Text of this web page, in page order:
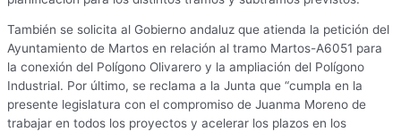
También se solicita al Gobierno andaluz que atienda la petición del
Ayuntamiento de Martos en relación al tramo Martos-A6051 para
la conexión del Polígono Olivarero y la ampliación del Polígono
Industrial. Por último, se reclama a la Junta que “cumpla en la
presente legislatura con el compromiso de Juanma Moreno de
trabajar en todos los proyectos y acelerar los plazos en los